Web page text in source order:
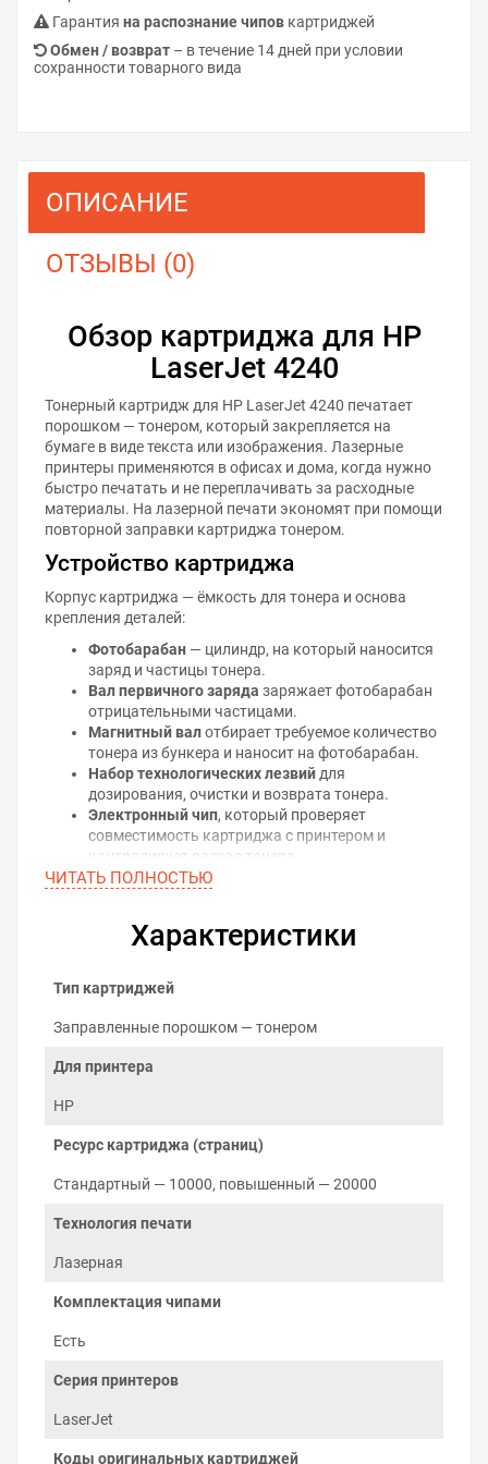
Гарантия на распознание чипов картриджей
Обмен / возврат – в течение 14 дней при условии
сохранности товарного вида
ОПИСАНИЕ
ОТЗЫВЫ (0)
Обзор картриджа для HP
LaserJet 4240
Тонерный картридж для HP LaserJet 4240 печатает
порошком — тонером, который закрепляется на
бумаге в виде текста или изображения. Лазерные
принтеры применяются в офисах и дома, когда нужно
быстро печатать и не переплачивать за расходные
материалы. На лазерной печати экономят при помощи
повторной заправки картриджа тонером.
Устройство картриджа
Корпус картриджа — ёмкость для тонера и основа
крепления деталей:
Фотобарабан — цилиндр, на который наносится
заряд и частицы тонера.
Вал первичного заряда заряжает фотобарабан
отрицательными частицами.
Магнитный валотбирает требуемое количество
тонера из бункера и наносит на фотобарабан.
Набор технологических лезвий для
дозирования, очистки и возврата тонера.
Электронный чип, который проверяет
совместимость картриджа с принтером и
контролирует расход тонера.
Принцип лазерной печати
На поверхность фотобарабана наносится
равномерный электрический заряд, на котором
отпечатка. Из-за разницы потенциалов между
притягивается к нужным местам поверхности
соприкосновения с бумагой. Изображение, которое
электростатическим полем и закрепляется
Остатки тонера с фотобарабана очищаются лезвием в
ЧИТАТЬ ПОЛНОСТЬЮ
Характеристики
Тип картриджей
Заправленные порошком — тонером
Для принтера
HP
Ресурс картриджа (страниц)
Стандартный — 10000, повышенный — 20000
Технология печати
Лазерная
Комплектация чипами
Есть
Серия принтеров
LaserJet
Коды оригинальных картриджей